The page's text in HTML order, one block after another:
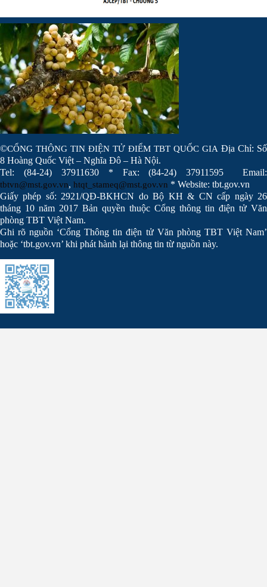
©CỔNG THÔNG TIN ĐIỆN TỬ ĐIỂM TBT QUỐC GIA Địa Chỉ: Số
8 Hoàng Quốc Việt – Nghĩa Đô – Hà Nội.
Tel: (84-24) 37911630 * Fax: (84-24) 37911595 Email:
tbtvn@mst.gov.vn, htqt_stameq@mst.gov.vn * Website: tbt.gov.vn
Giấy phép số: 2921/QĐ-BKHCN do Bộ KH & CN cấp ngày 26
tháng 10 năm 2017 Bản quyền thuộc Cổng thông tin điện tử Văn
phòng TBT Việt Nam.
Ghi rõ nguồn ‘Cổng Thông tin điện tử Văn phòng TBT Việt Nam’
hoặc ‘tbt.gov.vn’ khi phát hành lại thông tin từ nguồn này.